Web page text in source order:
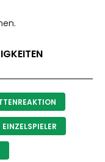
HA
EINZELSPIELER